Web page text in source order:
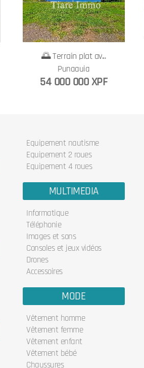
🌅 Terrain plat av...
Punaauia
54 000 000 XPF
Equipement nautisme
Equipement 2 roues
Equipement 4 roues
MULTIMEDIA
Informatique
Téléphonie
Images et sons
Consoles et jeux vidéos
Drones
Accessoires
MODE
Vêtement homme
Vêtement femme
Vêtement enfant
Vêtement bébé
Chaussures